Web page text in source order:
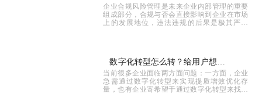
企业合规风险管理是未来企业内部管理的重要
组成部分，合规与否会直接影响到企业在市场
上的发展地位，违法违规的后果是极其严重
数字化转型怎么转？给用户想要
的
当前很多企业面临两方面问题：一方面，企业
急需通过数字化转型来实现提质增效优化存
量，也有企业寄希望于通过数字化转型来找到